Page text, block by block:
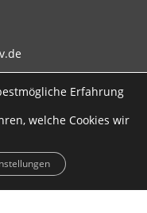
765 496 8
Erfahrung
welche Cookies wir